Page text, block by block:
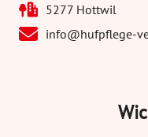
5277 Hottwil
info@hufpflege-